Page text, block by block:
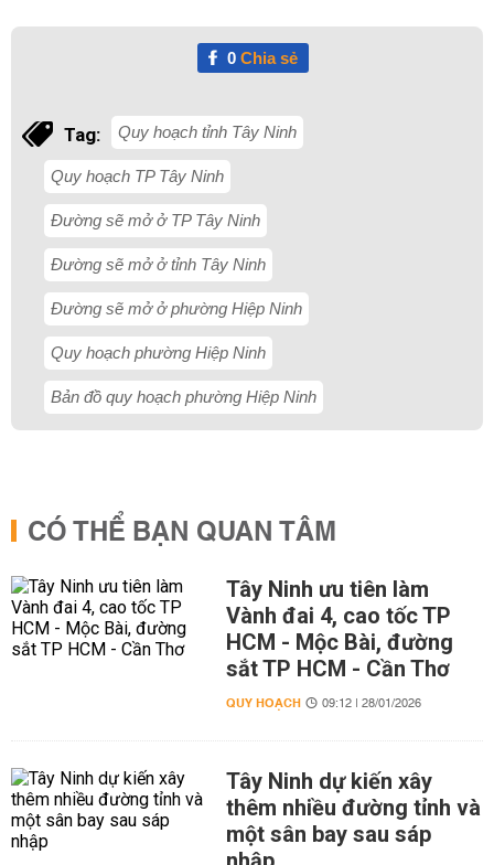
0Chia sẻ
Tag: Quy hoạch tỉnh Tây Ninh
Quy hoạch TP Tây Ninh
Đường sẽ mở ở TP Tây Ninh
Đường sẽ mở ở tỉnh Tây Ninh
Đường sẽ mở ở phường Hiệp Ninh
Quy hoạch phường Hiệp Ninh
Bản đồ quy hoạch phường Hiệp Ninh
CÓ THỂ BẠN QUAN TÂM
Tây Ninh ưu tiên làm
Vành đai 4, cao tốc TP
HCM - Mộc Bài, đường
sắt TP HCM - Cần Thơ
QUY HOẠCH 09:12 | 28/01/2026
Tây Ninh dự kiến xây
thêm nhiều đường tỉnh và
một sân bay sau sáp